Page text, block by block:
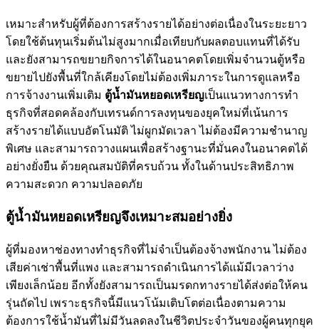
เหมาะสำหรับผู้ที่ต้องการสร้างรายได้อย่างต่อเนื่องในระยะยาว
โดยใช้ต้นทุนเริ่มต้นไม่สูงมากเมื่อเทียบกับผลตอบแทนที่ได้รับ
และยังสามารถขยายกิจการได้ในอนาคตโดยเพิ่มจำนวนตู้หรือ
ขยายไปยังพื้นที่ใกล้เคียงโดยไม่ต้องเพิ่มภาระในการดูแลหรือ
การจ้างงานเพิ่มเติม ตู้น้ำมันหยอดเหรียญเป็นแนวทางการทำ
ธุรกิจที่สอดคล้องกับเทรนด์การลงทุนของยุคใหม่ที่เน้นการ
สร้างรายได้แบบอัตโนมัติ ไม่ผูกมัดเวลา ไม่ต้องมีความชำนาญ
พิเศษ และสามารถวางแผนเพื่อสร้างฐานะที่มั่นคงในอนาคตได้
อย่างยั่งยืน ด้วยคุณสมบัติที่ครบถ้วน ทั้งในด้านประสิทธิภาพ
ความสะดวก ความปลอดภัย
ตู้น้ำมันหยอดเหรียญจึงเหมาะสมอย่างยิ่ง
ผู้ที่มองหาช่องทางทำธุรกิจที่ไม่จำเป็นต้องจ้างพนักงาน ไม่ต้อง
เสียค่าเช่าพื้นที่แพง และสามารถดำเนินการได้แม้มีเวลาว่าง
เพียงเล็กน้อย อีกทั้งยังสามารถเป็นมรดกทางรายได้ส่งต่อให้คน
รุ่นถัดไป เพราะธุรกิจนี้มีแนวโน้มเติบโตต่อเนื่องตามความ
ต้องการใช้น้ำมันที่ไม่มีวันลดลงในชีวิตประจำวันของผู้คนทุกยุค